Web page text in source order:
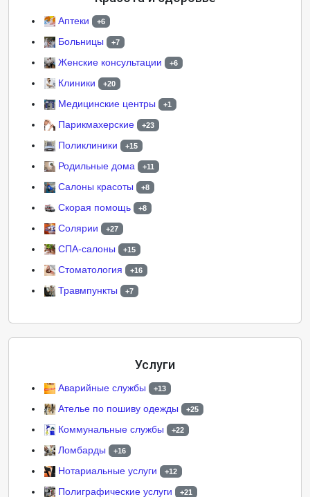
Аптеки +6
Больницы +7
Женские консультации +6
Клиники +20
Медицинские центры +1
Парикмахерские +23
Поликлиники +15
Родильные дома +11
Салоны красоты +8
Скорая помощь +8
Солярии +27
СПА-салоны +15
Стоматология +16
Травмпункты +7
Услуги
Аварийные службы +13
Ателье по пошиву одежды +25
Коммунальные службы +22
Ломбарды +16
Нотариальные услуги +12
Полиграфические услуги +21